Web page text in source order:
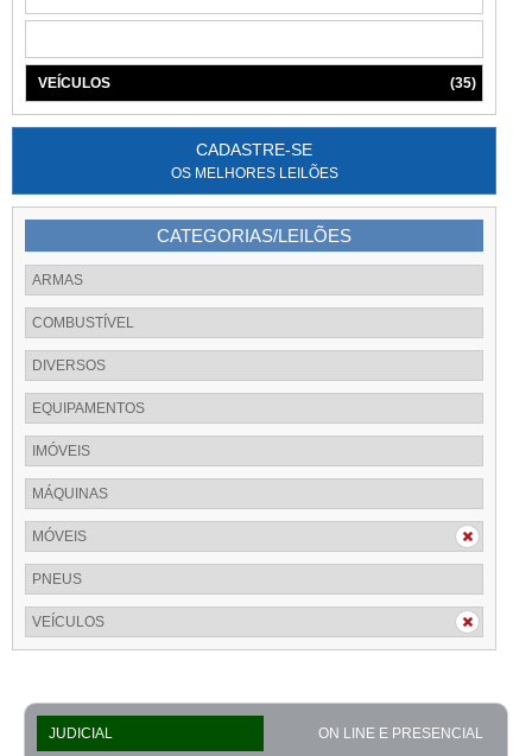
VEÍCULOS (35)
CADASTRE-SE
OS MELHORES LEILÕES
CATEGORIAS/LEILÕES
ARMAS
COMBUSTÍVEL
DIVERSOS
EQUIPAMENTOS
IMÓVEIS
MÁQUINAS
MÓVEIS
PNEUS
VEÍCULOS
JUDICIAL ON LINE E PRESENCIAL